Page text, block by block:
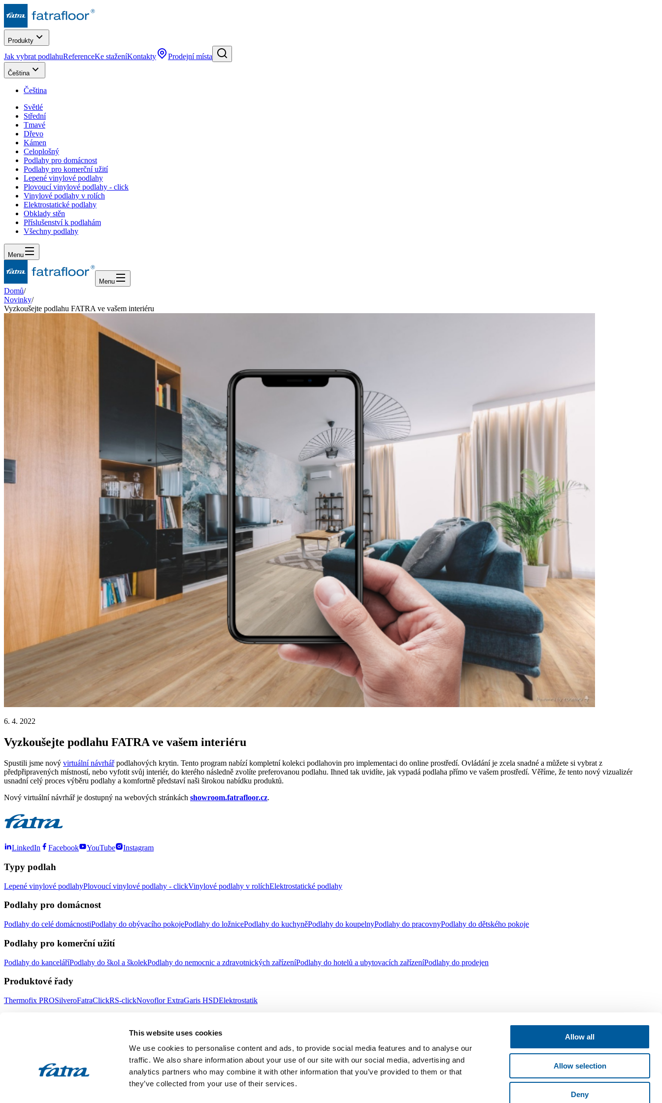
This website uses cookies
We use cookies to personalise content and ads, to provide social media features and to analyse our
traffic. We also share information about your use of our site with our social media, advertising and
analytics partners who may combine it with other information that you’ve provided to them or that
they’ve collected from your use of their services.
Allow all
Allow selection
Deny
Produkty
Jak vybrat podlahuReferenceKe staženíKontakty Prodejní místa
Čeština
Čeština
Světlé
Střední
Tmavé
Dřevo
Kámen
Celoplošný
Podlahy pro domácnost
Podlahy pro komerční užití
Lepené vinylové podlahy
Plovoucí vinylové podlahy - click
Vinylové podlahy v rolích
Elektrostatické podlahy
Obklady stěn
Příslušenství k podlahám
Všechny podlahy
Menu
Menu
Domů/
Novinky/
Vyzkoušejte podlahu FATRA ve vašem interiéru
6. 4. 2022
Vyzkoušejte podlahu FATRA ve vašem interiéru
Spustili jsme nový virtuální návrhářpodlahových krytin. Tento program nabízí kompletní kolekci podlahovin pro implementaci do online prostředí. Ovládání je zcela snadné a můžete si vybrat z
předpřipravených místností, nebo vyfotit svůj interiér, do kterého následně zvolíte preferovanou podlahu. Ihned tak uvidíte, jak vypadá podlaha přímo ve vašem prostředí. Věříme, že tento nový vizualizér
usnadní celý proces výběru podlahy a komfortně představí naši širokou nabídku produktů.
Nový virtuální návrhář je dostupný na webových stránkách showroom.fatrafloor.cz.
LinkedIn Facebook YouTube Instagram
Typy podlah
Lepené vinylové podlahyPlovoucí vinylové podlahy - clickVinylové podlahy v rolíchElektrostatické podlahy
Podlahy pro domácnost
Podlahy do celé domácnostiPodlahy do obývacího pokojePodlahy do ložnicePodlahy do kuchyněPodlahy do koupelnyPodlahy do pracovnyPodlahy do dětského pokoje
Podlahy pro komerční užití
Podlahy do kanceláříPodlahy do škol a školekPodlahy do nemocnic a zdravotnických zařízeníPodlahy do hotelů a ubytovacích zařízeníPodlahy do prodejen
Produktové řady
Thermofix PROSilveroFatraClickRS-clickNovoflor ExtraGaris HSDElektrostatik
Novinky FatrafloorPoradna Udržitelnost
Produkty FatraFatra e-shop Novinky FatraVolné pozice Ochrana oznamovatelů Etický kodex a Tell us